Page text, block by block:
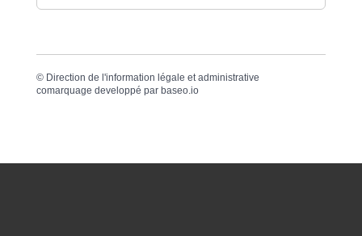
© Direction de l'information légale et administrative
comarquage developpé par baseo.io